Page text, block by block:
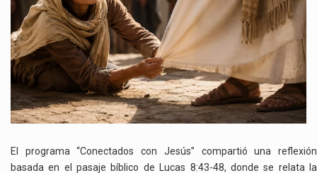
JESÚS
UNA
HISTORIA
DE
FE
QUE
SIGUE
INSPIRANDO
El programa “Conectados con Jesús” compartió una reflexión
basada en el pasaje bíblico de Lucas 8:43-48, donde se relata la